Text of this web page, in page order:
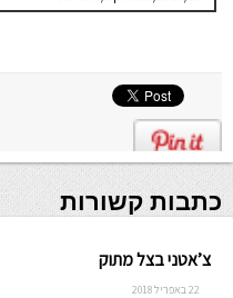
יש לבדוק
כתבות קשורות
צ’אטני בצל מתוק
22 באפריל 2018